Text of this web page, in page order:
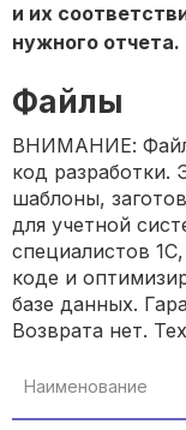
и их
нужного отчета.
Файлы
ВНИМАНИЕ:
код разработки.
шаблоны,
для учетной
специалистов
коде и
базе данных.
Возврата нет.
Наименование